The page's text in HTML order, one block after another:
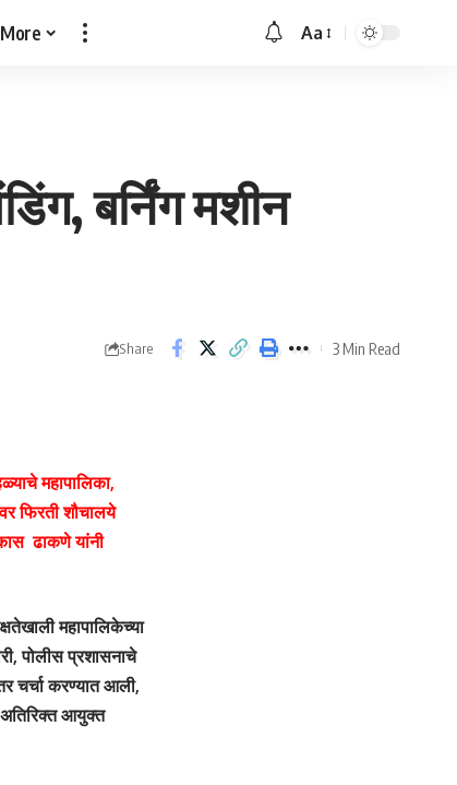
More
Font
Aa
बर्निंग मशीन
Share 3 Min Read
महापालिका,
फिरती शौचालये
ढाकणे यांनी
महापालिकेच्या
पोलीस प्रशासनाचे
चर्चा करण्यात आली,
अतिरिक्त आयुक्त